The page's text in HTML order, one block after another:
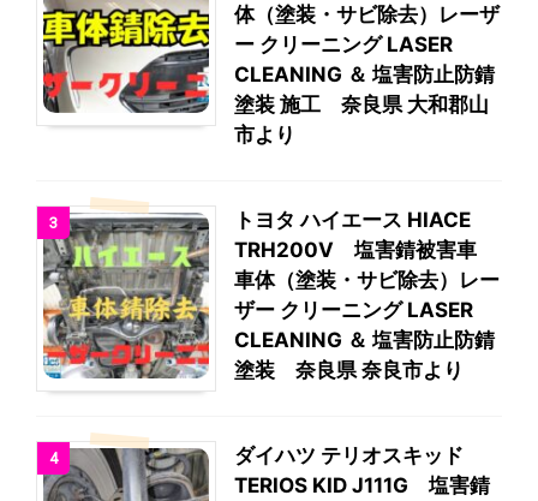
体（塗装・サビ除去）レーザ
ー クリーニング LASER
CLEANING ＆ 塩害防止防錆
塗装 施工 奈良県 大和郡山
市より
3
トヨタ ハイエース HIACE
TRH200V 塩害錆被害車
車体（塗装・サビ除去）レー
ザー クリーニング LASER
CLEANING ＆ 塩害防止防錆
塗装 奈良県 奈良市より
4
ダイハツ テリオスキッド
TERIOS KID J111G 塩害錆